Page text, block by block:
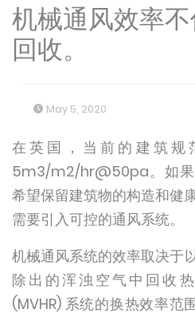
机械通风效率
回收。
May 5, 2020
在英国，当前的建筑规
5m3/m2/hr@50pa。如果
希望保留建筑物的构造和健
需要引入可控的通风系统。
机械通风系统的效率取决于
除出的浑浊空气中回收
(MVHR) 系统的换热效率范